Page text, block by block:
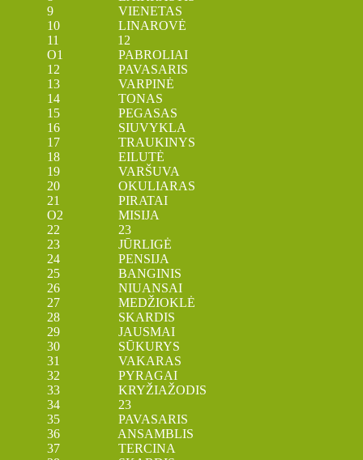
9 VIENETAS
10 LINAROVĖ
11 12
O1 PABROLIAI
12 PAVASARIS
13 VARPINĖ
14 TONAS
15 PEGASAS
16 SIUVYKLA
17 TRAUKINYS
18 EILUTĖ
19 VARŠUVA
20 OKULIARAS
21 PIRATAI
O2 MISIJA
22 23
23 JŪRLIGĖ
24 PENSIJA
25 BANGINIS
26 NIUANSAI
27 MEDŽIOKLĖ
28 SKARDIS
29 JAUSMAI
30 SŪKURYS
31 VAKARAS
32 PYRAGAI
33 KRYŽIAŽODIS
34 23
35 PAVASARIS
36 ANSAMBLIS
37 TERCINA